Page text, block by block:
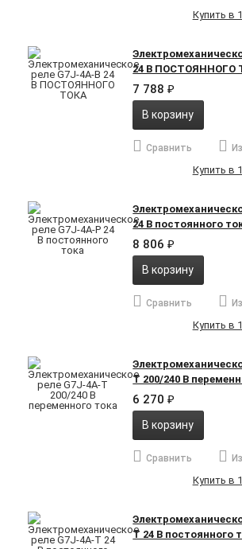
Купить в
24 В ПОСТОЯННОГО
7 788₽
В корзину
Сравнить
Купить в
24 В постоянного
8 806₽
В корзину
Сравнить
Купить в
T 200/240 В
6 270₽
В корзину
Сравнить
Купить в
T 24 В постоянного